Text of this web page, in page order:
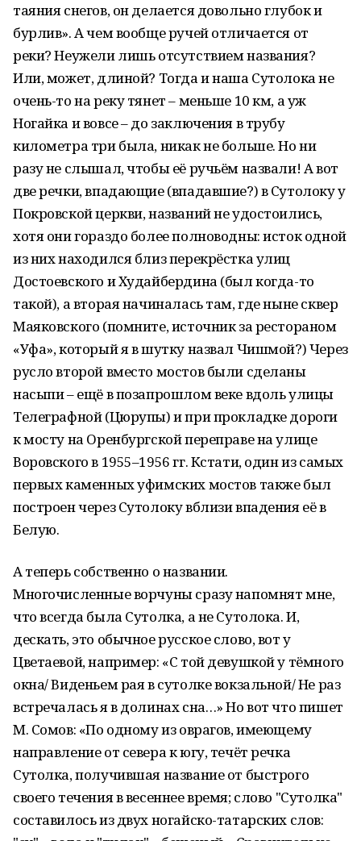
таяния снегов, он делается довольно глубок и
бурлив». А чем вообще ручей отличается от
реки? Неужели лишь отсутствием названия?
Или, может, длиной? Тогда и наша Сутолока не
очень-то на реку тянет – меньше 10 км, а уж
Ногайка и вовсе – до заключения в трубу
километра три была, никак не больше. Но ни
разу не слышал, чтобы её ручьём назвали! А вот
две речки, впадающие (впадавшие?) в Сутолоку у
Покровской церкви, названий не удостоились,
хотя они гораздо более полноводны: исток одной
из них находился близ перекрёстка улиц
Достоевского и Худайбердина (был когда-то
такой), а вторая начиналась там, где ныне сквер
Маяковского (помните, источник за рестораном
«Уфа», который я в шутку назвал Чишмой?) Через
русло второй вместо мостов были сделаны
насыпи – ещё в позапрошлом веке вдоль улицы
Телеграфной (Цюрупы) и при прокладке дороги
к мосту на Оренбургской переправе на улице
Воровского в 1955–1956 гг. Кстати, один из самых
первых каменных уфимских мостов также был
построен через Сутолоку вблизи впадения её в
Белую.
А теперь собственно о названии.
Многочисленные ворчуны сразу напомнят мне,
что всегда была Сутолка, а не Сутолока. И,
дескать, это обычное русское слово, вот у
Цветаевой, например: «С той девушкой у тёмного
окна/ Виденьем рая в сутолке вокзальной/ Не раз
встречалась я в долинах сна…» Но вот что пишет
М. Сомов: «По одному из оврагов, имеющему
направление от севера к югу, течёт речка
Сутолка, получившая название от быстрого
своего течения в весеннее время; слово "Сутолка"
составилось из двух ногайско-татарских слов: